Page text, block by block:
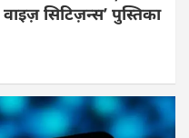
सिटिज़न्स’ पुस्तिका